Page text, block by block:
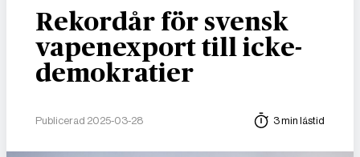
Rekordår för svensk
vapenexport till icke-
demokratier
Publicerad 2025-03-28 3 min lästid